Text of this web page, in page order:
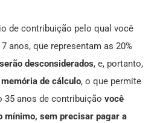
de contribuição pelo qual você
anos, que representam as 20%
serão desconsiderados, e, portanto,
de cálculo, o que permite
35 anos de contribuição você
mínimo, sem precisar pagar a